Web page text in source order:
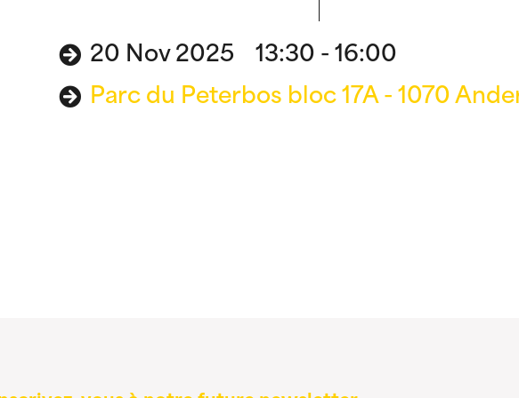
20 Nov 2025 13:30 - 16:00
Parc du Peterbos bloc 17A - 1070